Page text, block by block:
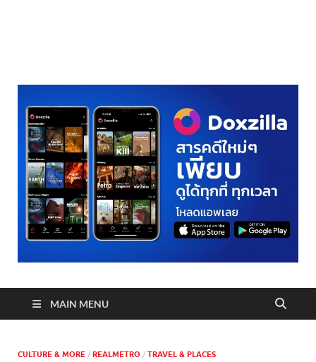
MAIN MENU
CULTURE & MORE / REALMETRO / TRAVEL & PLACES